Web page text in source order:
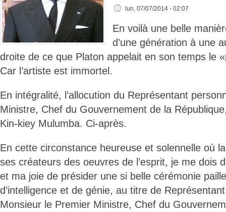
lun, 07/07/2014 - 02:07
En voilà une belle
d’une génération à une
droite de ce que Platon appelait en son temps le
Car l’artiste est immortel.
En intégralité, l’allocution du Représentant
Ministre, Chef du Gouvernement de la
Kin-kiey Mulumba. Ci-après.
En cette circonstance heureuse et solennelle où
ses créateurs des oeuvres de l’esprit, je me dois
et ma joie de présider une si belle cérémonie
d’intelligence et de génie, au titre de
Monsieur le Premier Ministre, Chef du